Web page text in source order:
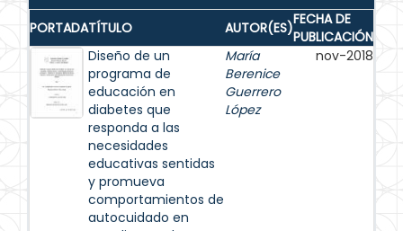
PORTADATÍTULO AUTOR(ES)FECHA DE
PUBLICACIÓN
Diseño de un
programa de
educación en
diabetes que
responda a las
necesidades
educativas sentidas
y promueva
comportamientos de
autocuidado en
María
Berenice
Guerrero
López
nov-2018